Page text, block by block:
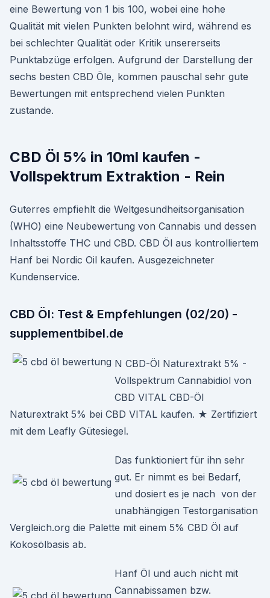
eine Bewertung von 1 bis 100, wobei eine hohe
Qualität mit vielen Punkten belohnt wird, während es
bei schlechter Qualität oder Kritik unsererseits
Punktabzüge erfolgen. Aufgrund der Darstellung der
sechs besten CBD Öle, kommen pauschal sehr gute
Bewertungen mit entsprechend vielen Punkten
zustande.
CBD Öl 5% in 10ml kaufen -
Vollspektrum Extraktion - Rein
Guterres empfiehlt die Weltgesundheitsorganisation
(WHO) eine Neubewertung von Cannabis und dessen
Inhaltsstoffe THC und CBD. CBD Öl aus kontrolliertem
Hanf bei Nordic Oil kaufen. Ausgezeichneter
Kundenservice.
CBD Öl: Test & Empfehlungen (02/20) -
supplementbibel.de
N CBD-Öl Naturextrakt 5% -
Vollspektrum Cannabidiol von
CBD VITAL CBD-Öl
Naturextrakt 5% bei CBD VITAL kaufen. ★ Zertifiziert
mit dem Leafly Gütesiegel.
Das funktioniert für ihn sehr
gut. Er nimmt es bei Bedarf,
und dosiert es je nach von der
unabhängigen Testorganisation
Vergleich.org die Palette mit einem 5% CBD Öl auf
Kokosölbasis ab.
Hanf Öl und auch nicht mit
Cannabissamen bzw.